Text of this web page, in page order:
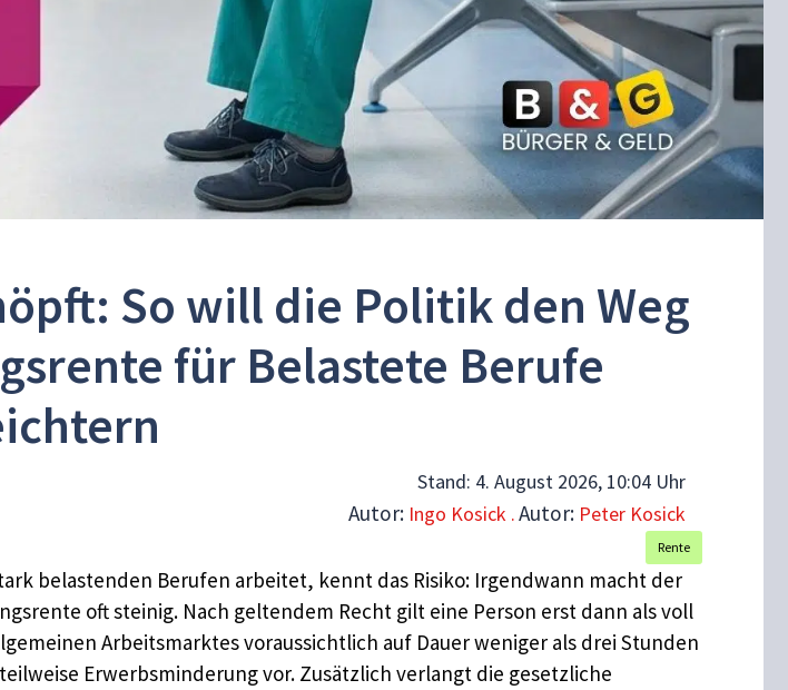
So will die Politik den Weg
für Belastete Berufe
Stand: 4. August 2026, 10:04 Uhr
Autor: Ingo Kosick .Autor: Peter Kosick
Rente
belastenden Berufen arbeitet, kennt das Risiko: Irgendwann macht der
oft steinig. Nach geltendem Recht gilt eine Person erst dann als voll
Arbeitsmarktes voraussichtlich auf Dauer weniger als drei Stunden
Erwerbsminderung vor. Zusätzlich verlangt die gesetzliche